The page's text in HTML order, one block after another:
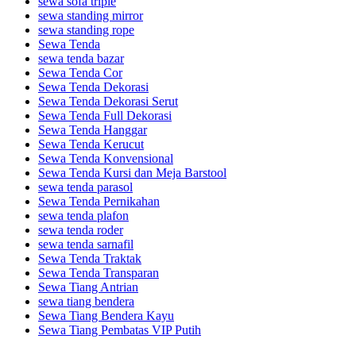
sewa standing mirror
sewa standing rope
Sewa Tenda
sewa tenda bazar
Sewa Tenda Cor
Sewa Tenda Dekorasi
Sewa Tenda Dekorasi Serut
Sewa Tenda Full Dekorasi
Sewa Tenda Hanggar
Sewa Tenda Kerucut
Sewa Tenda Konvensional
Sewa Tenda Kursi dan Meja Barstool
sewa tenda parasol
Sewa Tenda Pernikahan
sewa tenda plafon
sewa tenda roder
sewa tenda sarnafil
Sewa Tenda Traktak
Sewa Tenda Transparan
Sewa Tiang Antrian
sewa tiang bendera
Sewa Tiang Bendera Kayu
Sewa Tiang Pembatas VIP Putih